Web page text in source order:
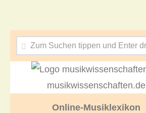
musikwissenschaften.de
Online-Musiklexikon